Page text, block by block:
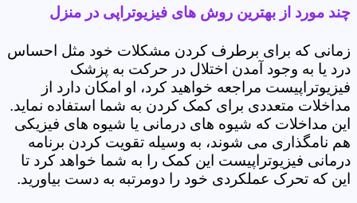
چند مورد از بهترین روش های فیزیوتراپی در منزل
زمانی که برای برطرف کردن مشکلات خود مثل احساس
درد یا به وجود آمدن اختلال در حرکت به پزشک
فیزیوتراپیست مراجعه خواهید کرد، او امکان دارد از
مداخلات متعددی برای کمک کردن به شما استفاده نماید.
این مداخلات که شیوه های درمانی یا شیوه های فیزیکی
هم نامگذاری می شوند، به وسیله تقویت کردن برنامه
درمانی فیزیوتراپیست این کمک را به شما خواهد کرد تا
این که تحرک عملکردی خود را دومرتبه به دست بیاورید.